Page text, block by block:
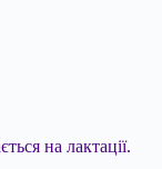
на лактації.